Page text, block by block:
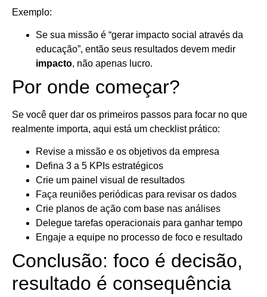
Exemplo:
Se sua missão é “gerar impacto social através da
educação”, então seus resultados devem medir
impacto, não apenas lucro.
Por onde começar?
Se você quer dar os primeiros passos para focar no que
realmente importa, aqui está um checklist prático:
Revise a missão e os objetivos da empresa
Defina 3 a 5 KPIs estratégicos
Crie um painel visual de resultados
Faça reuniões periódicas para revisar os dados
Crie planos de ação com base nas análises
Delegue tarefas operacionais para ganhar tempo
Engaje a equipe no processo de foco e resultado
Conclusão: foco é decisão,
resultado é consequência